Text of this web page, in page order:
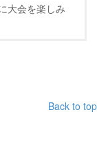
大会を楽しみ
Back to top